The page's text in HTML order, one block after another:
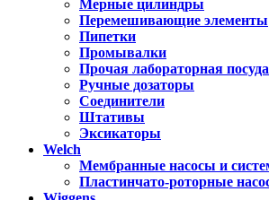
Мерные цилиндры
Перемешивающие элементы
Пипетки
Промывалки
Прочая лабораторная
Ручные дозаторы
Соединители
Штативы
Эксикаторы
Welch
Мембранные насосы и
Пластинчато-роторные